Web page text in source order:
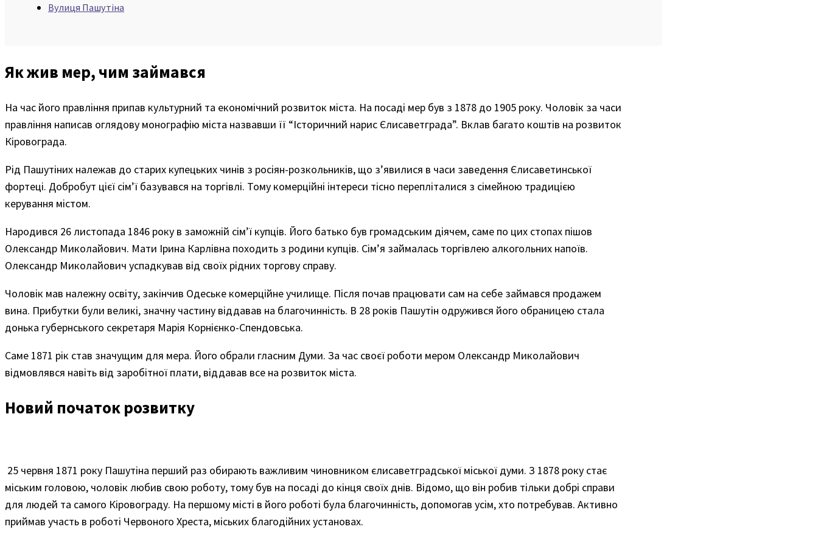
Вулиця Пашутіна
Як жив мер, чим займався
На час його правління припав культурний та економічний розвиток міста. На посаді мер був з 1878 до 1905 року. Чоловік за часи
правління написав оглядову монографію міста назвавши її “Історичний нарис Єлисаветграда”. Вклав багато коштів на розвиток
Кіровограда.
Рід Пашутіних належав до старих купецьких чинів з росіян-розкольників, що з’явилися в часи заведення Єлисаветинської
фортеці. Добробут цієї сім’ї базувався на торгівлі. Тому комерційні інтереси тісно перепліталися з сімейною традицією
керування містом.
Народився 26 листопада 1846 року в заможній сім’ї купців. Його батько був громадським діячем, саме по цих стопах пішов
Олександр Миколайович. Мати Ірина Карлівна походить з родини купців. Сім’я займалась торгівлею алкогольних напоїв.
Олександр Миколайович успадкував від своїх рідних торгову справу.
Чоловік мав належну освіту, закінчив Одеське комерційне училище. Після почав працювати сам на себе займався продажем
вина. Прибутки були великі, значну частину віддавав на благочинність. В 28 років Пашутін одружився його обраницею стала
донька губернського секретаря Марія Корнієнко-Спендовська.
Саме 1871 рік став значущим для мера. Його обрали гласним Думи. За час своєї роботи мером Олександр Миколайович
відмовлявся навіть від заробітної плати, віддавав все на розвиток міста.
Новий початок розвитку
25 червня 1871 року Пашутіна перший раз обирають важливим чиновником єлисаветградської міської думи. З 1878 року стає
міським головою, чоловік любив свою роботу, тому був на посаді до кінця своїх днів. Відомо, що він робив тільки добрі справи
для людей та самого Кіровограду. На першому місті в його роботі була благочинність, допомогав усім, хто потребував. Активно
приймав участь в роботі Червоного Хреста, міських благодійних установах.